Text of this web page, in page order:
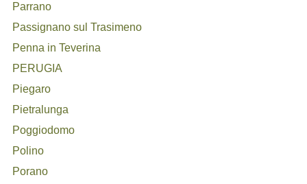
Parrano
Passignano sul Trasimeno
Penna in Teverina
PERUGIA
Piegaro
Pietralunga
Poggiodomo
Polino
Porano